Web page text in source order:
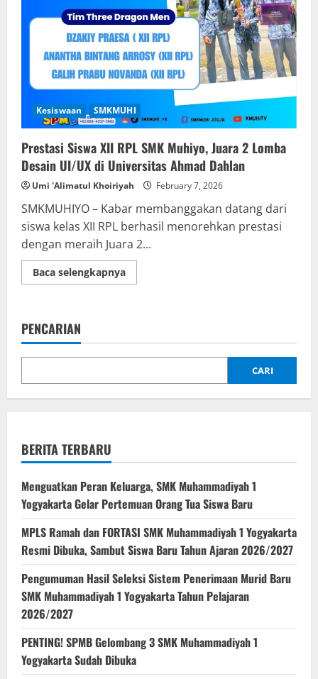
Kesiswaan SMKMUHI
Prestasi Siswa XII RPL SMK Muhiyo, Juara 2 Lomba
Desain UI/UX di Universitas Ahmad Dahlan
Umi 'Alimatul Khoiriyah February 7, 2026
SMKMUHIYO – Kabar membanggakan datang dari
siswa kelas XII RPL berhasil menorehkan prestasi
dengan meraih Juara 2...
Baca selengkapnyaRead
more
SMK
Juara
Lomba
UI/UX
PENCARIAN
CARI
BERITA TERBARU
Menguatkan Peran Keluarga, SMK Muhammadiyah 1
Yogyakarta Gelar Pertemuan Orang Tua Siswa Baru
MPLS Ramah dan FORTASI SMK Muhammadiyah 1 Yogyakarta
Resmi Dibuka, Sambut Siswa Baru Tahun Ajaran 2026/2027
Pengumuman Hasil Seleksi Sistem Penerimaan Murid Baru
SMK Muhammadiyah 1 Yogyakarta Tahun Pelajaran
2026/2027
PENTING! SPMB Gelombang 3 SMK Muhammadiyah 1
Yogyakarta Sudah Dibuka